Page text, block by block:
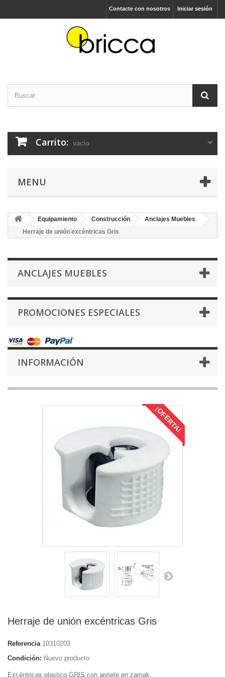
Iniciar sesión
Contacte con nosotros
Carrito: vacío
MENU
Equipamiento Construcción
Anclajes Muebles
Herraje de unión excéntricas Gris
ANCLAJES MUEBLES
PROMOCIONES ESPECIALES
INFORMACIÓN
¡OFERTA!
Herraje de unión excéntricas Gris
Referencia 10310203
Condición: Nuevo producto
Excéntricas plastico GRIS con apriete en zamak.